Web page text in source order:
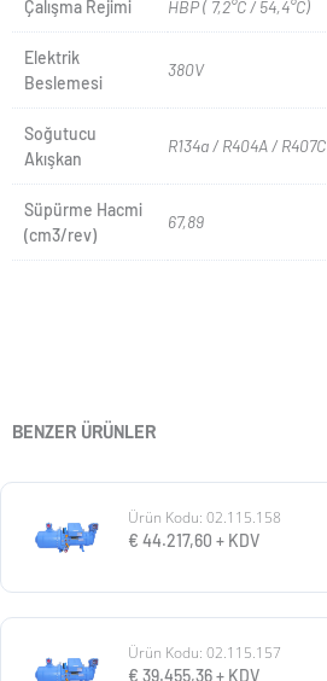
Çalışma Rejimi HBP ( 7,2°C / 54,4°C)
Elektrik
Beslemesi
380V
Soğutucu
Akışkan
R134a / R404A / R407C
Süpürme Hacmi
(cm3/rev)
67,89
BENZER ÜRÜNLER
Ürün Kodu: 02.115.158
€ 44.217,60 + KDV
Ürün Kodu: 02.115.157
€ 39.455,36+ KDV